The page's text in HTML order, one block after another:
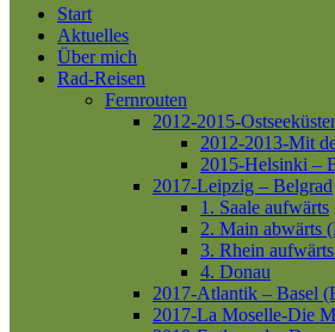
Close
Menu
Start
Aktuelles
Über mich
Rad-Reisen
Fernrouten
2012-2015-
2012-2013-Mit
2015-Helsinki –
2017-Leipzig – Belgrad
1. Saale aufwärts
2. Main abwärts
3. Rhein
4. Donau
2017-Atlantik – Basel
2017-La Moselle-Die